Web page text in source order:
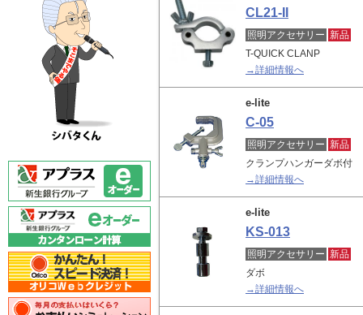
CL21-II
照明アクセサリー 新品
T-QUICK CLANP
→詳細情報へ
e-lite
C-05
照明アクセサリー 新品
クランプハンガーダボ付
→詳細情報へ
e-lite
KS-013
照明アクセサリー 新品
ダボ
→詳細情報へ